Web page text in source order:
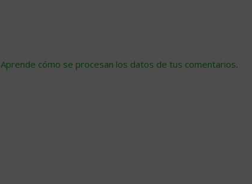
Aprende cómo se procesan los datos de tus comentarios.